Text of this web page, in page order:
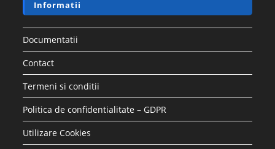
Informatii
Documentatii
Contact
Termeni si conditii
Politica de confidentialitate – GDPR
Utilizare Cookies